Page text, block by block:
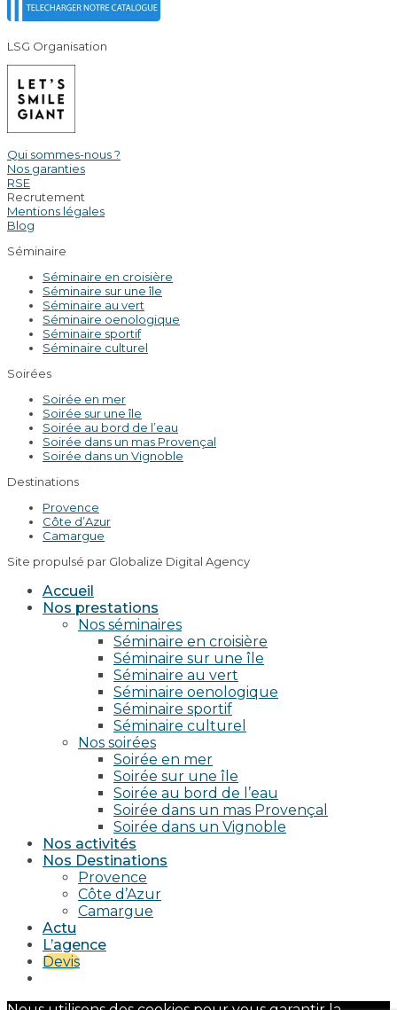
LSG Organisation
Qui sommes-nous ?
Nos garanties
RSE
Recrutement
Mentions légales
Blog
Séminaire
Séminaire en croisière
Séminaire sur une île
Séminaire au vert
Séminaire oenologique
Séminaire sportif
Séminaire culturel
Soirées
Soirée en mer
Soirée sur une île
Soirée au bord de l’eau
Soirée dans un mas Provençal
Soirée dans un Vignoble
Destinations
Provence
Côte d’Azur
Camargue
Site propulsé par Globalize Digital Agency
Accueil
Nos prestations
Nos séminaires
Séminaire en croisière
Séminaire sur une île
Séminaire au vert
Séminaire oenologique
Séminaire sportif
Séminaire culturel
Nos soirées
Soirée en mer
Soirée sur une île
Soirée au bord de l’eau
Soirée dans un mas Provençal
Soirée dans un Vignoble
Nos activités
Nos Destinations
Provence
Côte d’Azur
Camargue
Actu
L’agence
Devis